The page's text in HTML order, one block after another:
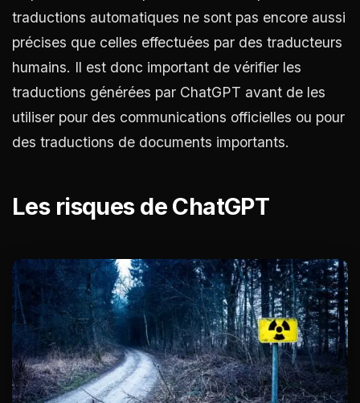
traductions automatiques ne sont pas encore aussi
précises que celles effectuées par des traducteurs
humains. Il est donc important de vérifier les
traductions générées par ChatGPT avant de les
utiliser pour des communications officielles ou pour
des traductions de documents importants.
Les risques de ChatGPT